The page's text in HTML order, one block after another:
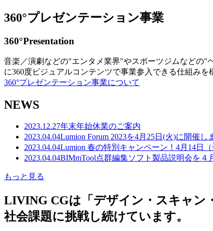
360°プレゼンテーション事業
360°Presentation
音楽／演劇などの"エンタメ業界"やスポーツジムなどの"
に360度ビジュアルコンテンツで事業参入できる仕組みを
360°プレゼンテーション事業について
NEWS
2023.12.27年末年始休業のご案内
2023.04.04Lumion Forum 2023を4月25日(火)に開催し
2023.04.04Lumion 春の特別キャンペーン！4月14日
2023.04.04BIMmTool点群編集ソフト製品説明会を４
もっと見る
LIVING CGは「デザイン・スキャン
社会課題に挑戦し続けています。